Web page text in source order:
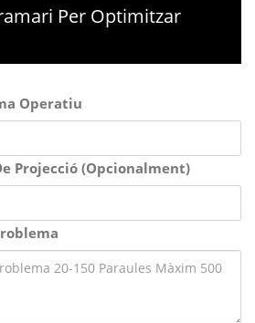
Per Optimitzar
Operatiu
Projecció (Opcionalment)